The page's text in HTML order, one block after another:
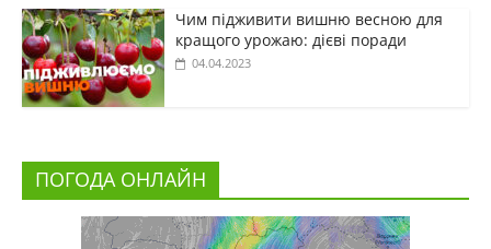
Чим підживити вишню весною для
кращого урожаю: дієві поради
04.04.2023
ПОГОДА ОНЛАЙН